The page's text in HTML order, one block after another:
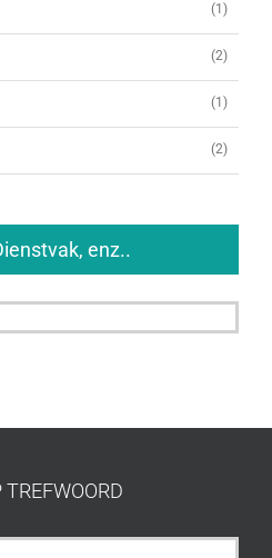
(1)
(2)
(1)
(2)
enz..
TREFWOORD